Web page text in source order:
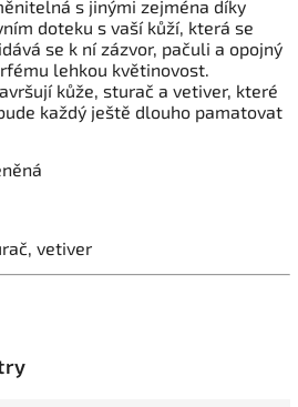
s jinými zejména díky
doteku s vaší kůží, která se
se k ní zázvor, pačuli a opojný
lehkou květinovost.
kůže, sturač a vetiver, které
každý ještě dlouho pamatovat
vetiver